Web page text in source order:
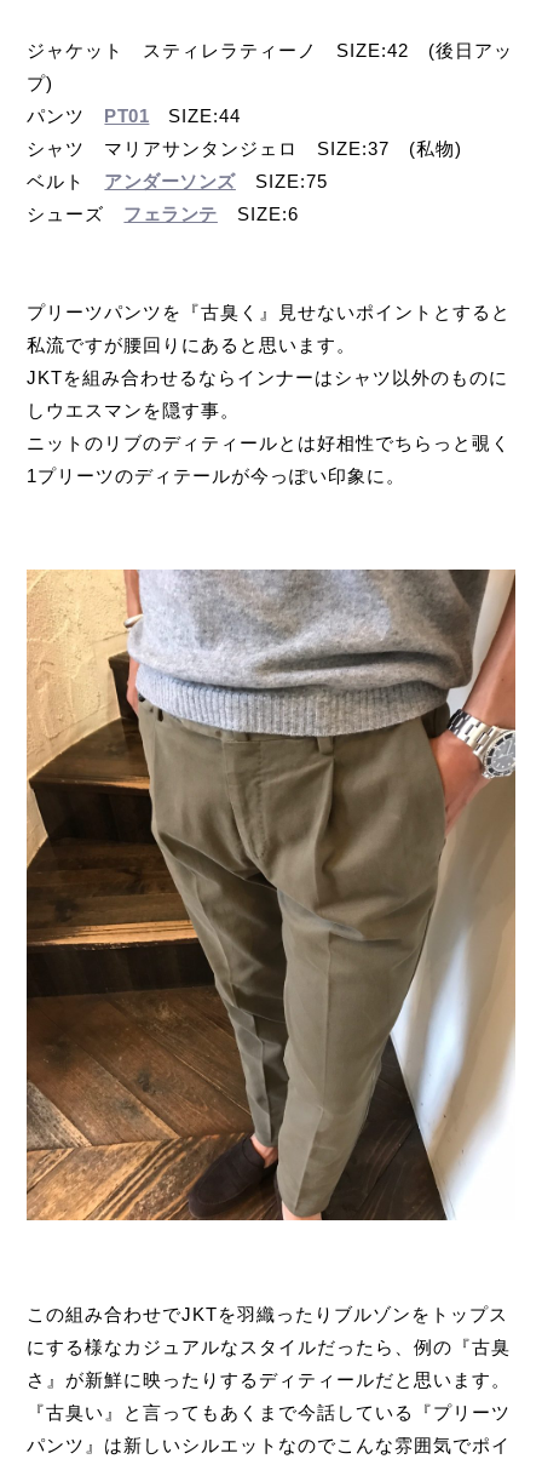
ジャケット スティレラティーノ SIZE:42 (後日アッ
プ)
パンツ PT01 SIZE:44
シャツ マリアサンタンジェロ SIZE:37 (私物)
ベルト アンダーソンズSIZE:75
シューズ フェランテ SIZE:6
プリーツパンツを『古臭く』見せないポイントとすると
私流ですが腰回りにあると思います。
JKTを組み合わせるならインナーはシャツ以外のものに
しウエスマンを隠す事。
ニットのリブのディティールとは好相性でちらっと覗く
1プリーツのディテールが今っぽい印象に。
この組み合わせでJKTを羽織ったりブルゾンをトップス
にする様なカジュアルなスタイルだったら、例の『古臭
さ』が新鮮に映ったりするディティールだと思います。
『古臭い』と言ってもあくまで今話している『プリーツ
パンツ』は新しいシルエットなのでこんな雰囲気でポイ